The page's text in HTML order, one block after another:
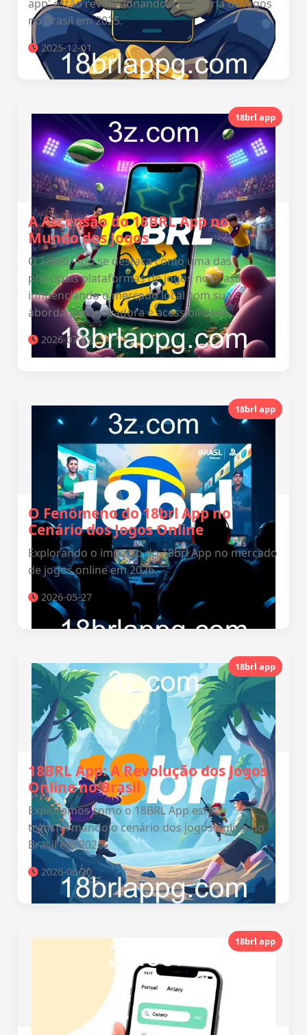
app' estão revolucionando a indústria de jogos
no Brasil em 2025.
2025-12-01
18brl app
A Ascensão do 18BRL App no
Mundo dos Jogos
O 18BRL App se destaca como uma das
principais plataformas de jogos no Brasil,
influenciando o mercado local com sua
abordagem inovadora e acessibilidade.
2026-07-03
18brl app
O Fenômeno do 18brl App no
Cenário dos Jogos Online
Explorando o impacto do 18brl App no mercado
de jogos online em 2026.
2026-05-27
18brl app
18BRL App: A Revolução dos Jogos
Online no Brasil
Exploramos como o 18BRL App está
transformando o cenário dos jogos online no
Brasil em 2026.
2026-06-20
18brl app